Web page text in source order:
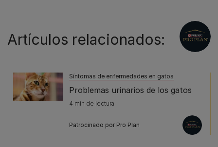
Artículos relacionados:
Síntomas de enfermedades en gatos
Problemas urinarios de los gatos
4 min de lectura
Patrocinado por Pro Plan